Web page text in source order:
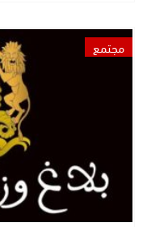
مجتمع